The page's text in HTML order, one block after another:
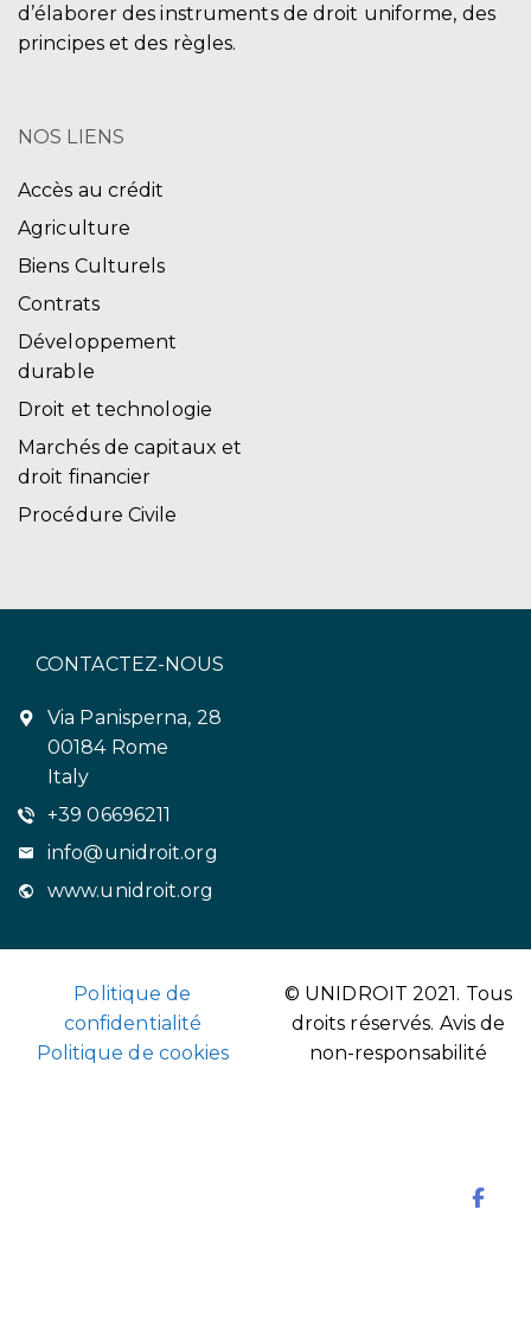
d’élaborer des instruments de droit uniforme, des
principes et des règles.
NOS LIENS
Accès au crédit
Agriculture
Biens Culturels
Contrats
Développement
durable
Droit et technologie
Marchés de capitaux et
droit financier
Procédure Civile
CONTACTEZ-NOUS
Via Panisperna, 28
00184 Rome
Italy
+39 06696211
info@unidroit.org
www.unidroit.org
Politique de
confidentialité
Politique de cookies
© UNIDROIT 2021. Tous
droits réservés. Avis de
non-responsabilité